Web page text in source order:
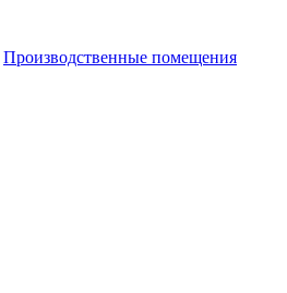
Производственные помещения